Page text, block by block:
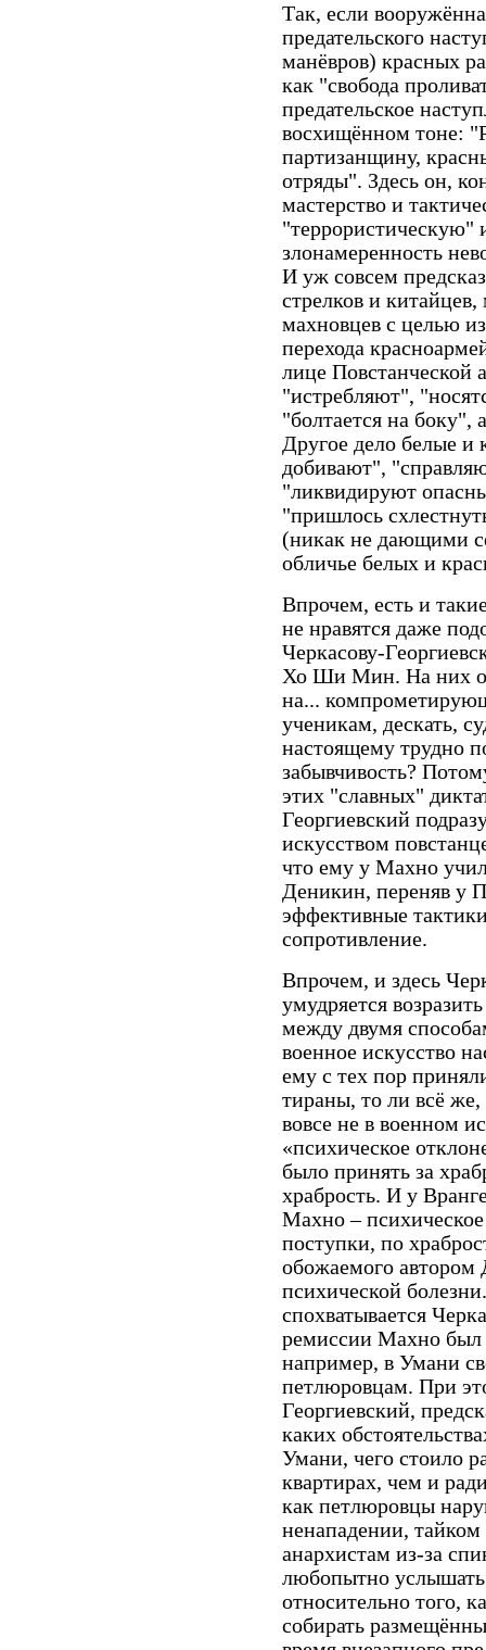
Так, если
предательского
манёвров) красных
как "свобода
предательское
восхищённом тоне:
партизанщину,
отряды". Здесь он,
мастерство и
злонамеренность
И уж совсем
стрелков и
махновцев с целью
перехода
лице
"истребляют",
"болтается на боку",
Другое дело белые
добивают",
"ликвидируют
"пришлось
(никак не дающими
обличье белых и
Впрочем, есть и
не нравятся даже
Черкасову-
Хо Ши Мин. На них он
на...
ученикам, дескать,
настоящему трудно
забывчивость?
этих "славных"
Георгиевский
искусством
что ему у Махно
Деникин, переняв у
эффективные
сопротивление.
Впрочем, и здесь
умудряется
между двумя
военное искусство
ему с тех пор
тираны, то ли всё же,
вовсе не в военном
«психическое
было принять за
храбрость. И у
Махно –
поступки, по
обожаемого
психической
спохватывается
ремиссии Махно был
например, в Умани
петлюровцам. При
Георгиевский,
каких
Умани, чего стоило
квартирах, чем и
как петлюровцы
ненападении,
анархистам из-за
любопытно услышать
относительно того,
собирать